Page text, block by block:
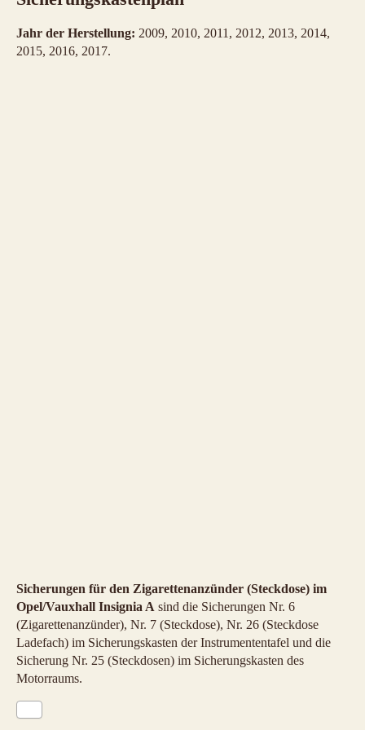
Jahr der Herstellung: 2009, 2010, 2011, 2012, 2013, 2014,
2015, 2016, 2017.
Sicherungen für den Zigarettenanzünder (Steckdose) im
Opel/Vauxhall Insignia A sind die Sicherungen Nr. 6
(Zigarettenanzünder), Nr. 7 (Steckdose), Nr. 26 (Steckdose
Ladefach) im Sicherungskasten der Instrumententafel und die
Sicherung Nr. 25 (Steckdosen) im Sicherungskasten des
Motorraums.